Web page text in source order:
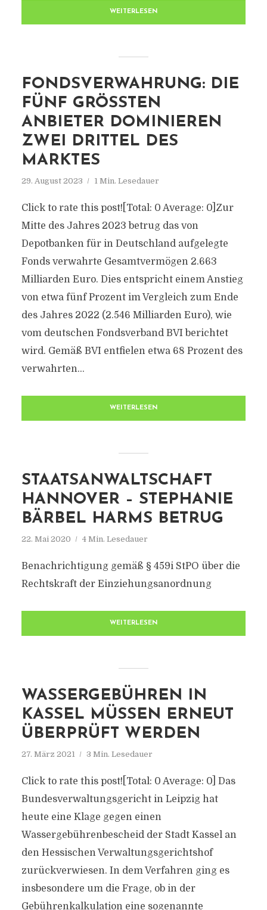
WEITERLESEN
FONDSVERWAHRUNG: DIE
FÜNF GRÖSSTEN A
NBIETER DOMINIEREN Z
WEI DRITTEL DES M
ARKTES
29. August 2023 1 Min. Lesedauer
Click to rate this post![Total: 0 Average: 0]Zur
Mitte des Jahres 2023 betrug das von
Depotbanken für in Deutschland aufgelegte
Fonds verwahrte Gesamtvermögen 2.663
Milliarden Euro. Dies entspricht einem Anstieg
von etwa fünf Prozent im Vergleich zum Ende
des Jahres 2022 (2.546 Milliarden Euro), wie
vom deutschen Fondsverband BVI berichtet
wird. Gemäß BVI entfielen etwa 68 Prozent des
verwahrten...
WEITERLESEN
STAATSANWALTSCHAFT
HANNOVER – STEPHANIE
BÄRBEL HARMS BETRUG
22. Mai 2020 4 Min. Lesedauer
Benachrichtigung gemäß § 459i StPO über die
Rechtskraft der Einziehungsanordnung
WEITERLESEN
WASSERGEBÜHREN IN
KASSEL MÜSSEN ERNEUT
ÜBERPRÜFT WERDEN
27. März 2021 3 Min. Lesedauer
Click to rate this post![Total: 0 Average: 0] Das
Bundesverwaltungsgericht in Leipzig hat
heute eine Klage gegen einen
Wassergebührenbescheid der Stadt Kassel an
den Hessischen Verwaltungsgerichtshof
zurückverwiesen. In dem Verfahren ging es
insbesondere um die Frage, ob in der
Gebührenkalkulation eine sogenannte